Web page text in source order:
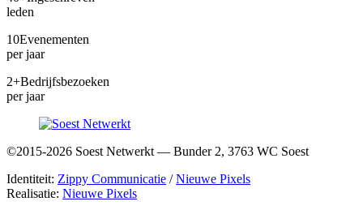
leden
10Evenementen
per jaar
2+Bedrijfsbezoeken
per jaar
©2015-2026 Soest Netwerkt — Bunder 2, 3763 WC Soest
Identiteit: Zippy Communicatie /Nieuwe Pixels
Realisatie: Nieuwe Pixels